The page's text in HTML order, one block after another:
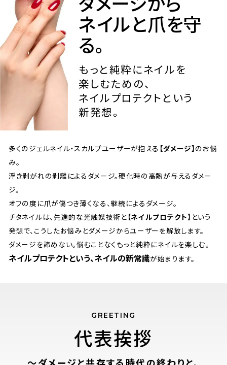
ネイルと爪を守
る。
もっと純粋にネイルを
楽しむための、
ネイルプロテクトという
新発想。
多くのジェルネイル・スカルプユーザーが抱える 【ダメージ】のお悩
み。
浮き剥がれの剥離によるダメージ。硬化時の高熱が与えるダメー
ジ。
オフの度に爪が傷つき薄くなる、継続によるダメージ。
チタネイルは、先進的な光触媒技術と 【ネイルプロテクト】 という
発想で、こうしたお悩みとダメージからユーザーを解放します。
ダメージを諦めない。悩むことなくもっと純粋にネイルを楽しむ。
ネイルプロテクトという、ネイルの新常識が始まります。
GREETING
代表挨拶